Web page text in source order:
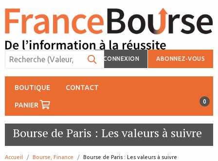
CONNEXION ABONNEZ-VOUS
BOUTIQUE CONTACT
PANIER 0
Bourse de Paris : Les valeurs à suivre
Accueil Bourse, Finance page:
Bourse de Paris : Les valeurs à suivre